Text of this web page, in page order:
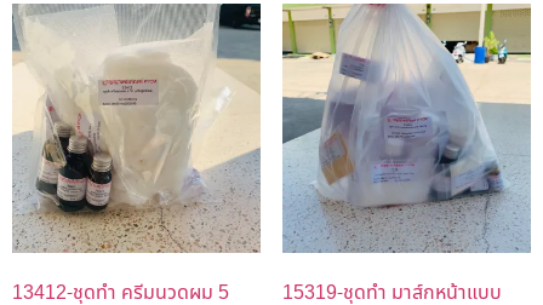
13412-ชุดทำ ครีมนวดผม 5 15319-ชุดทำ มาส์กหน้าแบบ